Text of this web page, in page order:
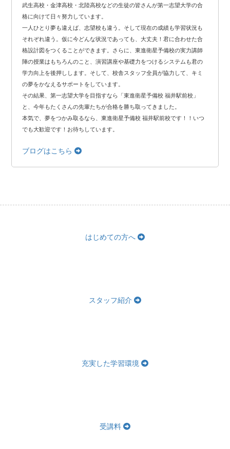
武生高校・金津高校・北陸高校などの生徒の皆さんが第一志望大学の合
格に向けて日々努力しています。
一人ひとり夢も違えば、志望校も違う。そして現在の成績も学習状況も
それぞれ違う。仮に今どんな状況であっても、大丈夫！君に合わせた合
格設計図をつくることができます。さらに、東進衛星予備校の実力講師
陣の授業はもちろんのこと、演習講座や基礎力をつけるシステムも君の
学力向上を後押しします。そして、校舎スタッフ全員が協力して、キミ
の夢をかなえるサポートをしています。
その結果、第一志望大学を目指すなら「東進衛星予備校 福井駅前校」
と、今年もたくさんの先輩たちが合格を勝ち取ってきました。
本気で、夢をつかみ取るなら、東進衛星予備校 福井駅前校です！！いつ
でも大歓迎です！お待ちしています。
ブログはこちら
はじめての方へ
スタッフ紹介
充実した学習環境
受講料